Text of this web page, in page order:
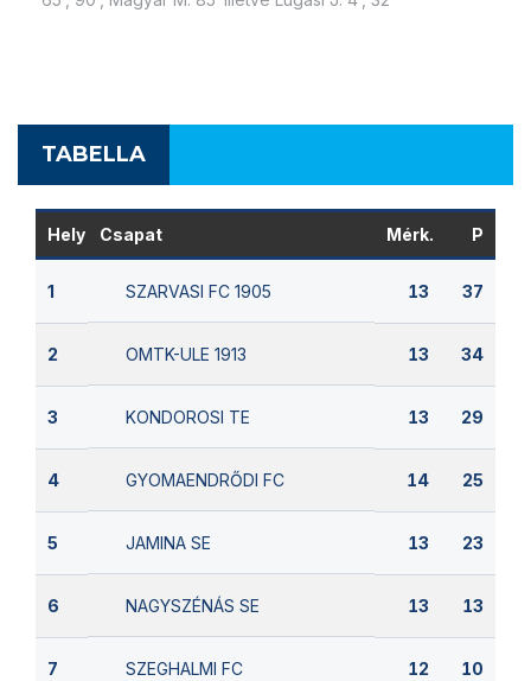
TABELLA
Hely Csapat Mérk. P
1 SZARVASI FC 1905 13 37
2 OMTK-ULE 1913 13 34
3 KONDOROSI TE 13 29
4 GYOMAENDRŐDI FC 14 25
5 JAMINA SE 13 23
6 NAGYSZÉNÁS SE 13 13
7 SZEGHALMI FC 12 10